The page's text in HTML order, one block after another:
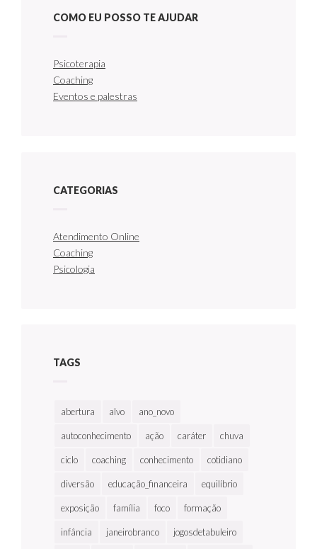
COMO EU POSSO TE AJUDAR
Psicoterapia
Coaching
Eventos e palestras
CATEGORIAS
Atendimento Online
Coaching
Psicologia
TAGS
abertura alvo ano_novo
autoconhecimento ação caráter chuva
ciclo coaching conhecimento cotidiano
diversão educação_financeira equilíbrio
exposição família foco formação
infância janeirobranco jogosdetabuleiro